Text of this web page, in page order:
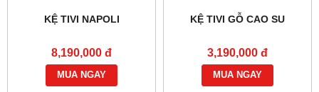
KỆ TIVI NAPOLI
8,190,000 đ
MUA NGAY
KỆ TIVI GỖ CAO SU
3,190,000 đ
MUA NGAY